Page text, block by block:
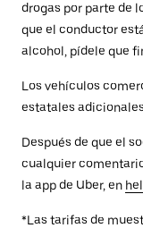
drogas por parte de
que el conductor
alcohol, pídele que
Los vehículos
estatales
Después de que el
cualquier
la app de Uber, en
*Las tarifas de